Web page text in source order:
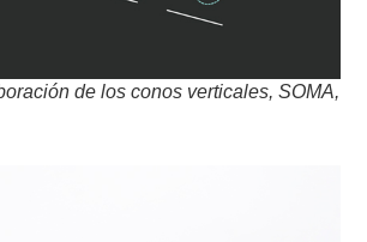
de los conos verticales, SOMA,